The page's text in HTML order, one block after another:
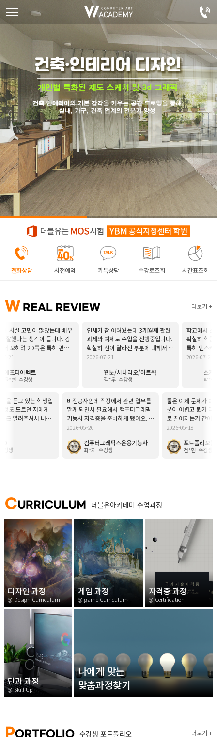
디자인정규과정
디자인단과과정
게임과정
자격증과정
커뮤니티
취업패키지
취업지원센터
고객상담센터
지점별 홈페이지
전화상담 사전예약 카톡상담 수강료조회 시간표조회
W REAL REVIEW 더보기
고민이 많았는데 배우
다는 생각이 듭니다. 강
히려 2D쪽은 특히 편집
결국 아직은 사람이 작업
받아주시고 매주 과제를
은 안할수가 없네요 ㅎ
터이펙트
수강생
인체가 참 어려웠는데 3개월째 관련
과제와 예제로 수업을 진행중입니다.
확실히 선이 달라진 부분에 대해서 느
끼고 있어요. 주변에서도 많이 답답하
알려주셔서 감사합니다ㅠ
2026-07-21
웹툰/시나리오/아트웍
수강생
학교에서 스케치
확실히 학원과
특히 엔스케이프
주셔서 너무 좋
있다고 해서 든든
2026-07-21
스케치업
수강
고 있는 학생입
려주셔서 너무
비전공자인데 직장에서 관련 업무를
맡게 되면서 필요해서 컴퓨터그래픽
기능사 자격증을 준비하게 됐어요. 혼
자 공부하기엔 어려운 부분이 많았는
꼼꼼하게 봐주셔서 진도 따라가기가
훨씬 수월했습니다. 특히 선생님이 따
도 수업 때 다뤘던 유형과 비슷하게
끝까지 신경 써주신 강사님들 모두 정
말 감사합니다~!
2026-05-20
컴퓨터그래픽스운용기능사
최*지 수강생
툴은 이제 문제가 아닌데
분이 어렵고 뭔가 디자인
로 떨어지는거 같아서 고
는데 정말 친한 언니처럼
읽은 마법의디자인이라는
해주셨습니다. 정말 잘 챙
2026-05-18
포트폴리오(편집)
전*현 수강생
CURRICULUM 더블유아카데미 수업과정
디자인 과정
@ Design Curriculum
게임 과정
@ game Curriculum
자격증 과정
@ Certification
단과 과정
@ Skill Up
나에게 맞는
맞춤과정찾기
PORTFOLIO 수강생 포트폴리오 더보기